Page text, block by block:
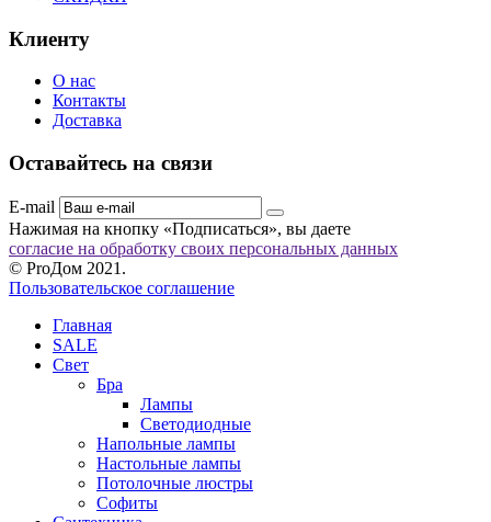
Клиенту
О нас
Контакты
Доставка
Оставайтесь на связи
E-mail
Нажимая на кнопку «Подписаться», вы даете
согласие на обработку своих персональных данных
© ProДом 2021.
Пользовательское соглашение
Главная
SALE
Свет
Бра
Лампы
Светодиодные
Напольные лампы
Настольные лампы
Потолочные люстры
Софиты